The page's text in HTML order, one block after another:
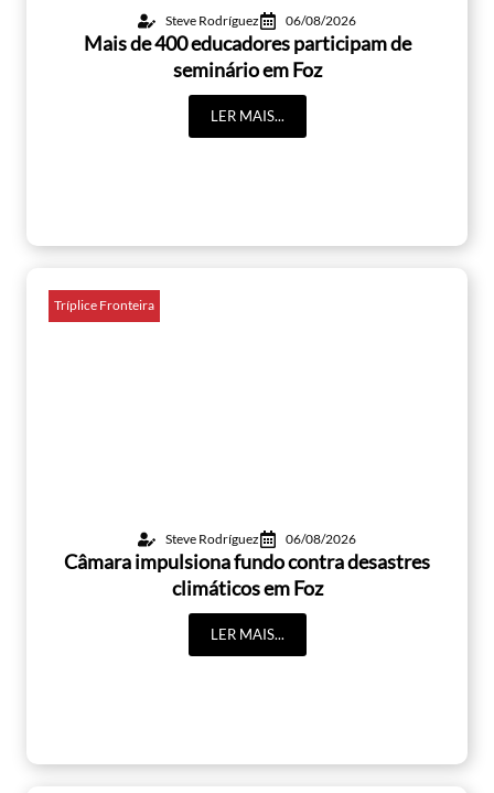
Steve Rodríguez 06/08/2026
Mais de 400 educadores participam de
seminário em Foz
LER MAIS...
Tríplice Fronteira
Steve Rodríguez 06/08/2026
Câmara impulsiona fundo contra desastres
climáticos em Foz
LER MAIS...